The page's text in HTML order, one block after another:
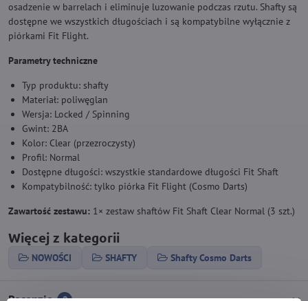
osadzenie w barrelach i eliminuje luzowanie podczas rzutu. Shafty są
dostępne we wszystkich długościach i są kompatybilne wyłącznie z
piórkami Fit Flight.
Parametry techniczne
Typ produktu: shafty
Materiał: poliwęglan
Wersja: Locked / Spinning
Gwint: 2BA
Kolor: Clear (przezroczysty)
Profil: Normal
Dostępne długości: wszystkie standardowe długości Fit Shaft
Kompatybilność: tylko piórka Fit Flight (Cosmo Darts)
Zawartość zestawu: 1× zestaw shaftów Fit Shaft Clear Normal (3 szt.)
Więcej z kategorii
NOWOŚCI SHAFTY Shafty Cosmo Darts